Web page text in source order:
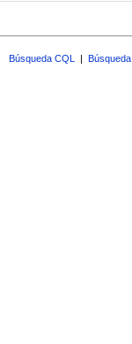
Búsqueda CQL |